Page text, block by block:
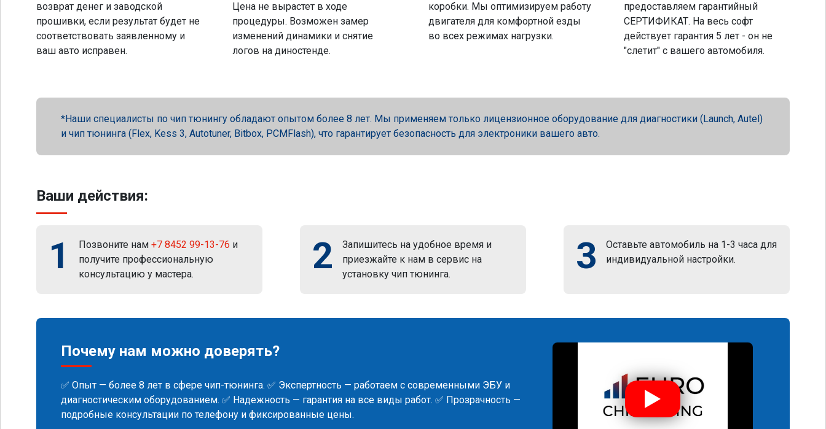
возврат денег и заводской
прошивки, если результат будет не
соответствовать заявленному и
ваш авто исправен.
Цена не вырастет в ходе
процедуры. Возможен замер
изменений динамики и снятие
логов на диностенде.
коробки. Мы оптимизируем работу
двигателя для комфортной езды
во всех режимах нагрузки.
предоставляем гарантийный
СЕРТИФИКАТ. На весь софт
действует гарантия 5 лет - он не
"слетит" с вашего автомобиля.
Наши специалисты по чип тюнингу обладают опытом более 8 лет. Мы применяем только лицензионное оборудование для диагностики (Launch, Autel)
и чип тюнинга (Flex, Kess 3, Autotuner, Bitbox, PCMFlash), что гарантирует безопасность для электроники вашего авто.
Ваши действия:
1 Позвоните нам +7 8452 99-13-76 и
получите профессиональную
консультацию у мастера.
2
Запишитесь на удобное время и
приезжайте к нам в сервис на
установку чип тюнинга.
3
Оставьте автомобиль на 1-3 часа для
индивидуальной настройки.
Почему нам можно доверять?
✅ Опыт — более 8 лет в сфере чип-тюнинга. ✅ Экспертность — работаем с современными ЭБУ и
диагностическим оборудованием. ✅ Надежность — гарантия на все виды работ. ✅ Прозрачность —
подробные консультации по телефону и фиксированные цены.